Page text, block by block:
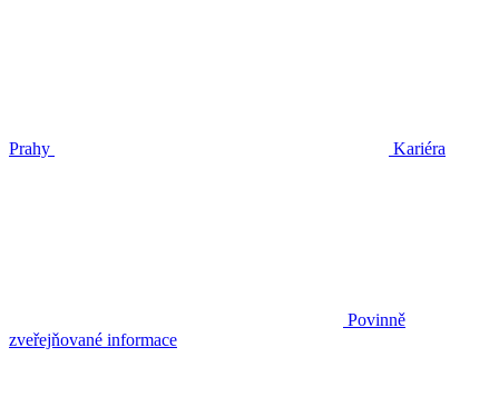
Prahy Kariéra
Povinně
zveřejňované informace